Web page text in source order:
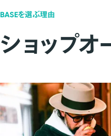
BASEを選ぶ理由
ショップ